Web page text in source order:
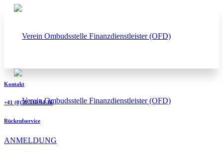
Kontakt
+41 (0)58 510 94 36
Rückrufservice
ANMELDUNG